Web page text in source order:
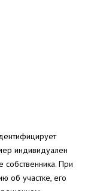
индивидуален
собственника. При
об участке, его